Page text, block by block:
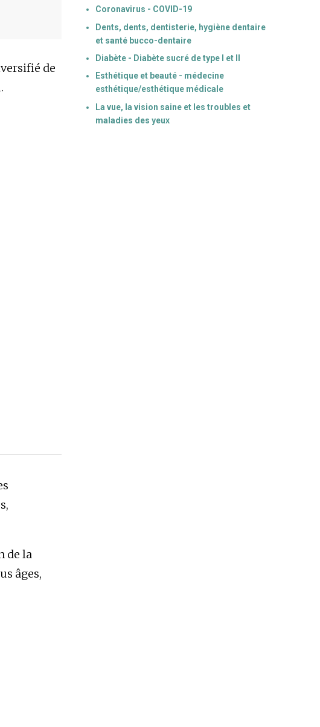
de
de la
âges,
Coronavirus - COVID-19
Dents, dents, dentisterie, hygiène dentaire
et santé bucco-dentaire
Diabète - Diabète sucré de type I et II
Esthétique et beauté - médecine
esthétique/esthétique médicale
La vue, la vision saine et les troubles et
maladies des yeux